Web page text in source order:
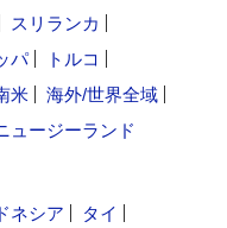
スリランカ
パ
トルコ
米
海外/世界全域
ュージーランド
ネシア タイ